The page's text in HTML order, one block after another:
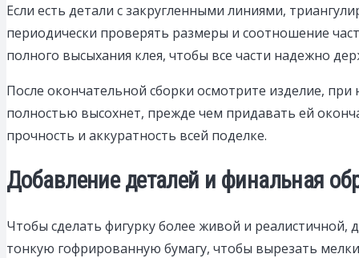
Если есть детали с закругленными линиями,
периодически проверять размеры и соотношение
полного высыхания клея, чтобы все части надежно
После окончательной сборки осмотрите изделие,
полностью высохнет, прежде чем придавать ей
прочность и аккуратность всей поделке.
Добавление деталей и финальная
Чтобы сделать фигурку более живой и
тонкую гофрированную бумагу, чтобы вырезать